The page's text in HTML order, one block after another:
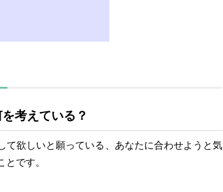
考えている？
て欲しいと願っている、あなたに合わせようと気
です。